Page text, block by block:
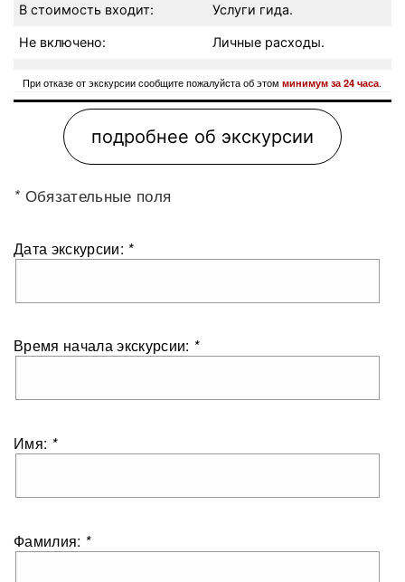
В стоимость входит: Услуги гида.
Не включено: Личные расходы.
При отказе от экскурсии сообщите пожалуйста об этом минимум за 24 часа.
подробнее об экскурсии
* Обязательные поля
Дата экскурсии: *
Время начала экскурсии: *
Имя: *
Фамилия: *